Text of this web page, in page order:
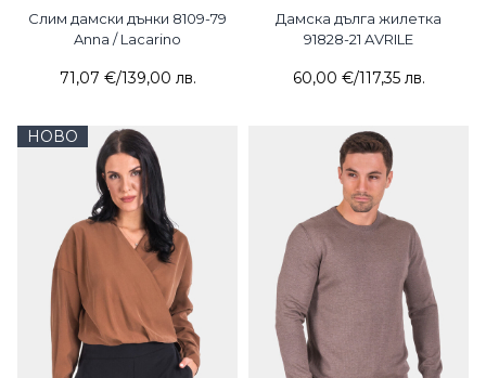
Слим дамски дънки 8109-79
Anna / Lacarino
71,07 €/139,00 лв.
Дамска дълга жилетка
91828-21 AVRILE
60,00 €/117,35 лв.
НОВО